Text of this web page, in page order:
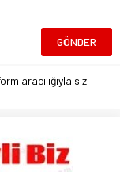
aracılığıyla siz